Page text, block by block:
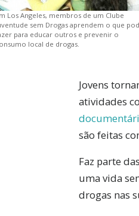
Los Angeles, membros de um Clube
sem Drogas aprendem o que
para educar outros e prevenir o
local de drogas.
Jovens
atividades
são feitas
Faz parte
uma vida
drogas nas